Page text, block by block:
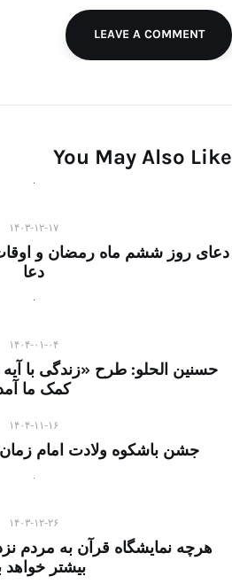
LEAVE A COMMENT
You May Also Like
۱۴۰۳-۱۲-۱۷
دعای روز ششم ماه رمضان و
دعا
۱۴۰۴-۰۱-۰۴
حسنین الحلو: طرح «زندگی با
کمک ما
۱۴۰۴-۱۱-۱۶
جشن باشکوه ولادت امام
۱۴۰۳-۱۲-۲۶
هرچه نمایشگاه قرآن به مردم
بیشتر خواهد